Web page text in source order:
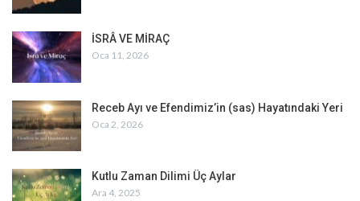
İSRÂ VE MİRAÇ
Oca 11, 2026
Receb Ayı ve Efendimiz’in (sas) Hayatındaki Yeri
Oca 2, 2026
Kutlu Zaman Dilimi Üç Aylar
Ara 4, 2025